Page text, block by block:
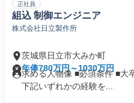
正社員
組込 制御エンジニア
株式会社日立製作所
茨城県日立市大みか町
年俸780万円～1030万円
求める人物像 ■必須条件 ■大
下記いずれかの経験を...